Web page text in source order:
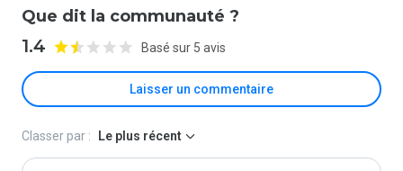
Que dit la communauté ?
1.4 Basé sur 5 avis
Laisser un commentaire
Classer par : Le plus récent